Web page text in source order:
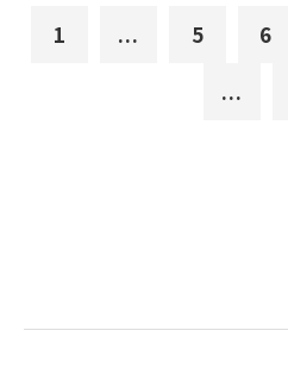
1 ... 5 6
...